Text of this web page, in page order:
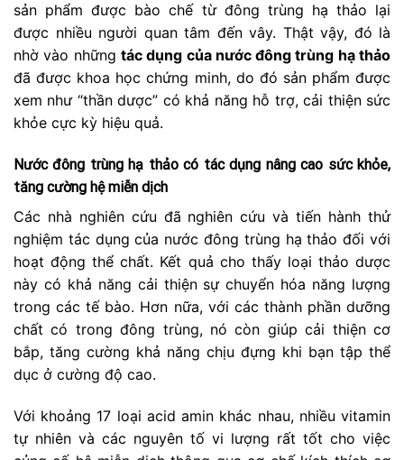
sản phẩm được bào chế từ đông trùng hạ thảo lại
được nhiều người quan tâm đến vây. Thật vậy, đó là
nhờ vào những tác dụng của nước đông trùng hạ thảo
đã được khoa học chứng minh, do đó sản phẩm được
xem như “thần dược” có khả năng hỗ trợ, cải thiện sức
khỏe cực kỳ hiệu quả.
Nước đông trùng hạ thảo có tác dụng nâng cao sức khỏe,
tăng cường hệ miễn dịch
Các nhà nghiên cứu đã nghiên cứu và tiến hành thử
nghiệm tác dụng của nước đông trùng hạ thảo đối với
hoạt động thể chất. Kết quả cho thấy loại thảo dược
này có khả năng cải thiện sự chuyển hóa năng lượng
trong các tế bào. Hơn nữa, với các thành phần dưỡng
chất có trong đông trùng, nó còn giúp cải thiện cơ
bắp, tăng cường khả năng chịu đựng khi bạn tập thể
dục ở cường độ cao.
Với khoảng 17 loại acid amin khác nhau, nhiều vitamin
tự nhiên và các nguyên tố vi lượng rất tốt cho việc